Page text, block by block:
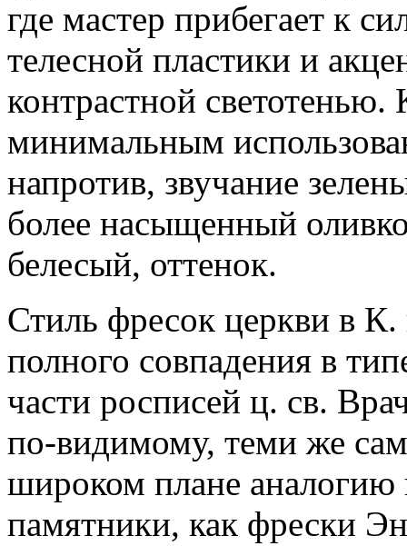
где мастер прибегает к
телесной пластики и
контрастной
минимальным
напротив, звучание
более насыщенный
белесый, оттенок.
Стиль фресок церкви в
полного совпадения в
части росписей ц. св.
по-видимому, теми же
широком плане аналогию
памятники, как фрески